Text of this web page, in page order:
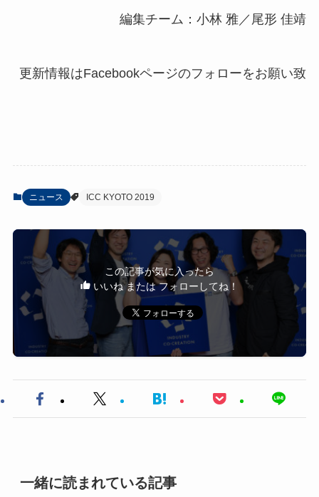
編集チーム：小林 雅／尾形 佳靖
ニュース ICC KYOTO 2019
この記事が気に入ったら
いいね または フォローしてね！
一緒に読まれている記事